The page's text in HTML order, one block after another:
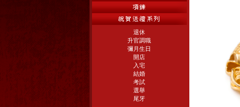
退休
升官調職
彌月生日
開店
入宅
結婚
考試
選舉
尾牙